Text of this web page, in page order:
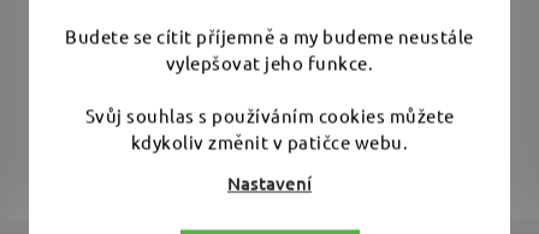
Budete se cítit příjemně a my budeme neustále
vylepšovat jeho funkce.
Svůj souhlas s používáním cookies můžete
kdykoliv změnit v patičce webu.
Nastavení